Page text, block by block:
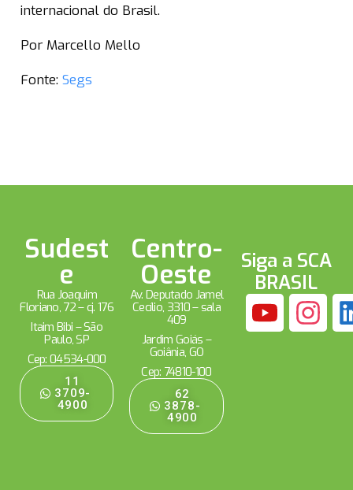
internacional do Brasil.
Por Marcello Mello
Fonte: Segs
Sudest
e
Rua Joaquim
Floriano, 72 – cj. 176
Itaim Bibi – São
Paulo, SP
Cep: 04534-000
11
3709-
4900
Centro-
Oeste
Av. Deputado Jamel
Cecílio, 3310 – sala
409
Jardim Goiás –
Goiânia, GO
Cep: 74810-100
62
3878-
4900
Siga a SCA
BRASIL